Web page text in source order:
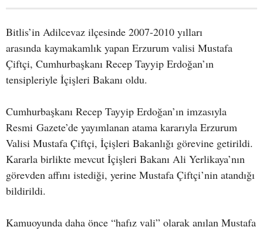
Bitlis’in Adilcevaz ilçesinde 2007-2010 yılları
arasında kaymakamlık yapan Erzurum valisi Mustafa
Çiftçi, Cumhurbaşkanı Recep Tayyip Erdoğan’ın
tensipleriyle İçişleri Bakanı oldu.
Cumhurbaşkanı Recep Tayyip Erdoğan’ın imzasıyla
Resmi Gazete’de yayımlanan atama kararıyla Erzurum
Valisi Mustafa Çiftçi, İçişleri Bakanlığı görevine getirildi.
Kararla birlikte mevcut İçişleri Bakanı Ali Yerlikaya’nın
görevden affını istediği, yerine Mustafa Çiftçi’nin atandığı
bildirildi.
Kamuoyunda daha önce “hafız vali” olarak anılan Mustafa